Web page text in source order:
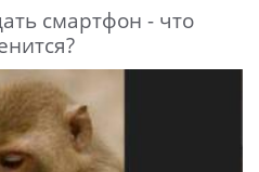
смартфон - что